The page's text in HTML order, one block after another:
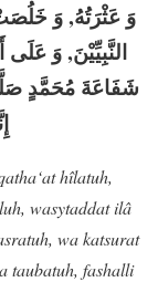
وَ عَثْرَتُهُ, وَ
النَّبِيِّيْنَ, وَ
شَفَاعَةَ مُحَمَّدٍ
hîlatuh,
wasytaddat ilâ
wa katsurat
taubatuh, fashalli